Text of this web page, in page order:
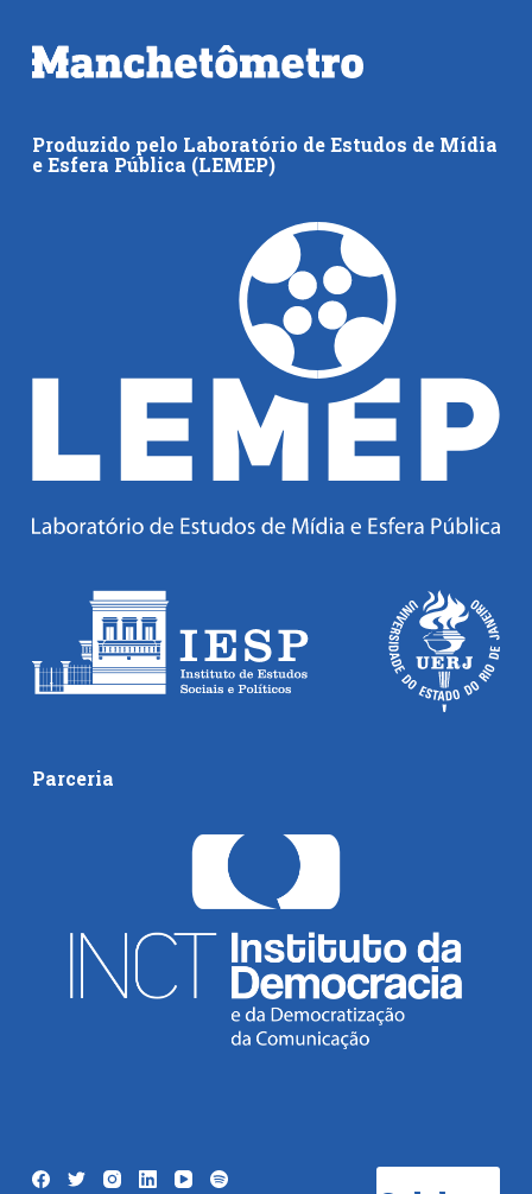
Produzido pelo Laboratório de Estudos de Mídia
e Esfera Pública (LEMEP)
Parceria